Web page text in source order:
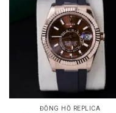
ĐỒNG HỒ REPLICA